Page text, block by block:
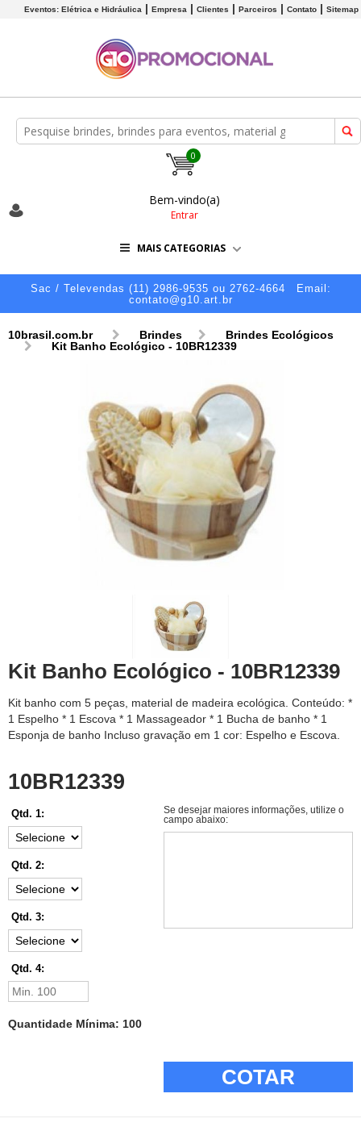
Eventos: Elétrica e Hidráulica Empresa Clientes Parceiros Contato Sitemap
0
Bem-vindo(a)
Entrar
MAIS CATEGORIAS
Sac / Televendas (11) 2986-9535 ou 2762-4664
Email:
contato@g10.art.br
10brasil.com.br Brindes
Brindes Ecológicos
Kit Banho Ecológico - 10BR12339
Kit Banho Ecológico - 10BR12339
Kit banho com 5 peças, material de madeira ecológica. Conteúdo: *
1 Espelho * 1 Escova * 1 Massageador * 1 Bucha de banho * 1
Esponja de banho Incluso gravação em 1 cor: Espelho e Escova.
10BR12339
Qtd. 1:
Qtd. 2:
Qtd. 3:
Qtd. 4:
Quantidade Mínima: 100
Se desejar maiores informações, utilize o
campo abaixo:
COTAR